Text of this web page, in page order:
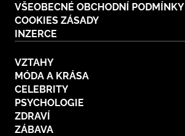
VŠEOBECNÉ OBCHODNÍ PODMÍNKY
COOKIES ZÁSADY
INZERCE
VZTAHY
MÓDA A KRÁSA
CELEBRITY
PSYCHOLOGIE
ZDRAVÍ
ZÁBAVA